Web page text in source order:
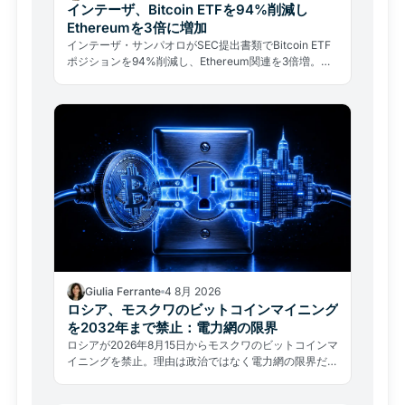
インテーザ、Bitcoin ETFを94%削減し
Ethereumを3倍に増加
インテーザ・サンパオロがSEC提出書類でBitcoin ETF
ポジションを94%削減し、Ethereum関連を3倍増。し
Giulia Ferrante 4 8月 2026
ロシア、モスクワのビットコインマイニング
を2032年まで禁止：電力網の限界
ロシアが2026年8月15日からモスクワのビットコインマ
イニングを禁止。理由は政治ではなく電力網の限界だ。